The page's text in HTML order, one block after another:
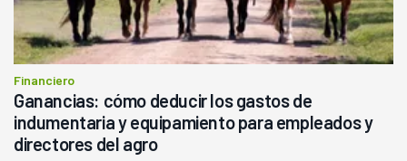
Financiero
Ganancias: cómo deducir los gastos de
indumentaria y equipamiento para empleados y
directores del agro